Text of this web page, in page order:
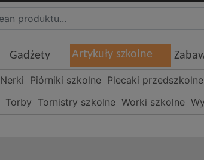
Gadżety Artykuły szkolne
Nerki Piórniki szkolne Plecaki przedszkolne
Torby Tornistry szkolne Worki szkolne